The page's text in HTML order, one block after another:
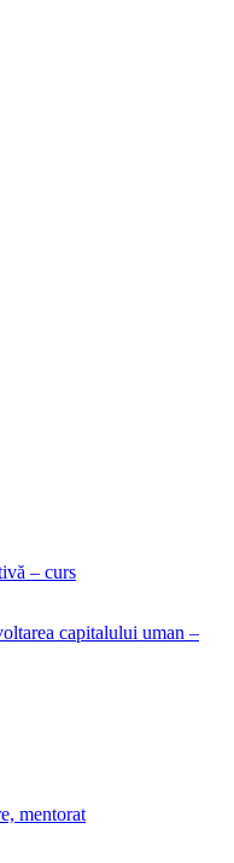
– curs
capitalului uman –
mentorat